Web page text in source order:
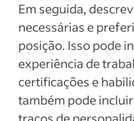
Em seguida,
necessárias e
posição. Isso pode
experiência de
certificações e
também pode